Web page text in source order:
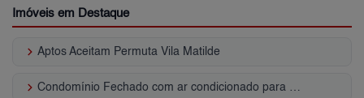
Imóveis em Destaque
keyboard_arrow_right Aptos Aceitam Permuta Vila Matilde
keyboard_arrow_right Condomínio Fechado com ar condicionado para Venda | Vila Matilde